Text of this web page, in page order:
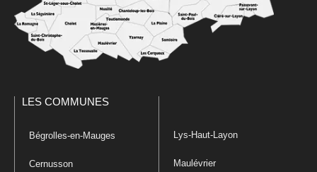
LES COMMUNES
Bégrolles-en-Mauges
Cernusson
Lys-Haut-Layon
Maulévrier